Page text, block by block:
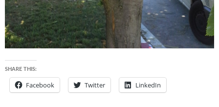
SHARE THIS:
Facebook Twitter LinkedIn